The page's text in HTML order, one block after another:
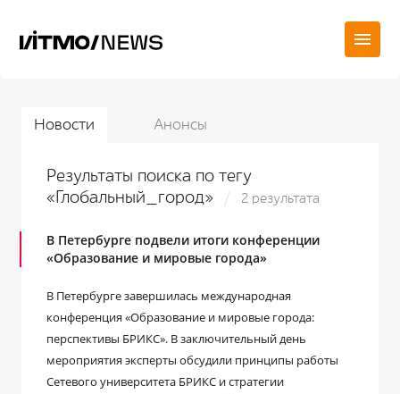
Новости Анонсы
Результаты поиска по тегу
«Глобальный_город»
2 результата
В Петербурге подвели итоги конференции
«Образование и мировые города»
В Петербурге завершилась международная
конференция «Образование и мировые города:
перспективы БРИКС». В заключительный день
мероприятия эксперты обсудили принципы работы
Сетевого университета БРИКС и стратегии